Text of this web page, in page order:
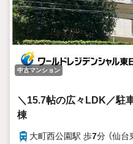
ン各種税金についても、誠
各店舗ではキッズスペース
是非お越しください。
営業時間:10:0018:00（定休
り）
ください！
中古マンション
＼15.7帖の広々LDK／駐
棟
大町西公園駅 歩7分 （仙台